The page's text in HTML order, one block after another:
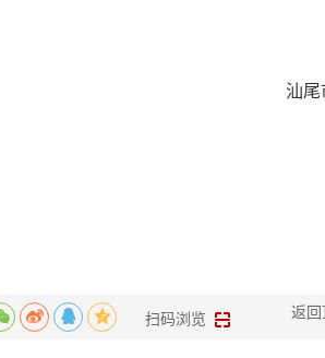
汕尾
扫码浏览 返回